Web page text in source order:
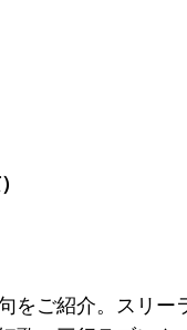
をご紹介。スリ